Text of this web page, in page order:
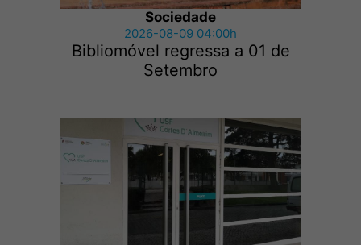
Sociedade
2026-08-09 04:00h
Bibliomóvel regressa a 01 de
Setembro